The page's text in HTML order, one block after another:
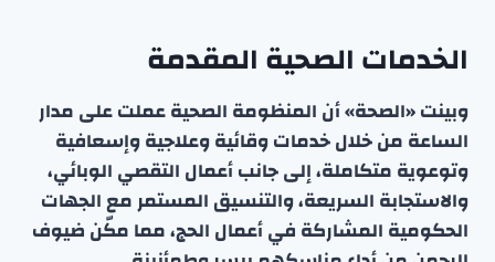
الخدمات الصحية المقدمة
وبينت «الصحة» أن المنظومة الصحية عملت على مدار
الساعة من خلال خدمات وقائية وعلاجية وإسعافية
وتوعوية متكاملة، إلى جانب أعمال التقصي الوبائي،
والاستجابة السريعة، والتنسيق المستمر مع الجهات
الحكومية المشاركة في أعمال الحج، مما مكّن ضيوف